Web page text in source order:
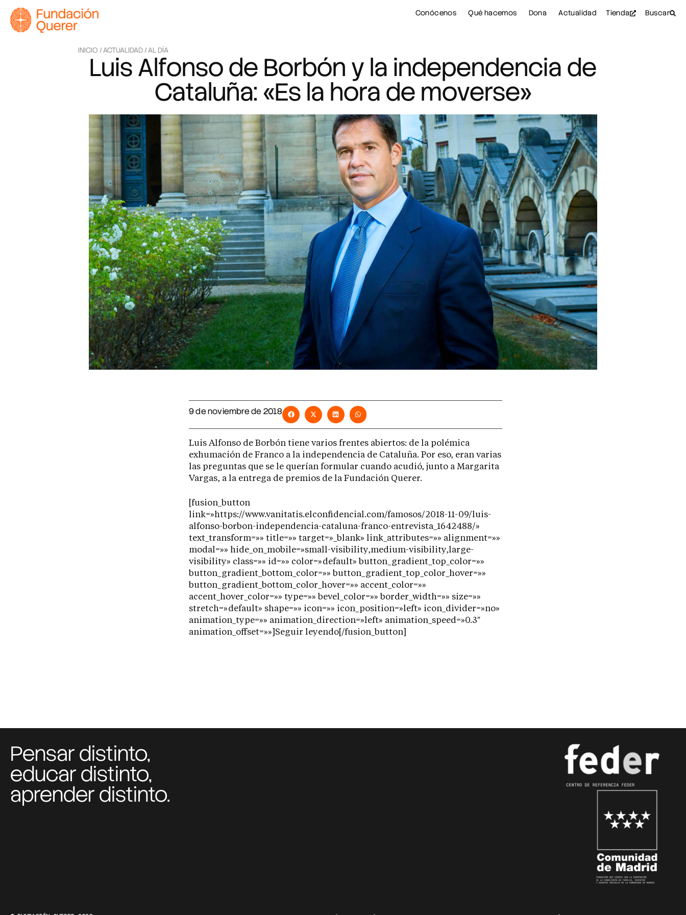
Conócenos Qué hacemos Dona Actualidad Tienda Buscar
INICIO /ACTUALIDAD /AL DÍA
Luis Alfonso de Borbón y la independencia de
Cataluña: «Es la hora de moverse»
9 de noviembre de 2018
Luis Alfonso de Borbón tiene varios frentes abiertos: de la polémica
exhumación de Franco a la independencia de Cataluña. Por eso, eran varias
las preguntas que se le querían formular cuando acudió, junto a Margarita
Vargas, a la entrega de premios de la Fundación Querer.
[fusion_button
link=»https://www.vanitatis.elconfidencial.com/famosos/2018-11-09/luis-
alfonso-borbon-independencia-cataluna-franco-entrevista_1642488/»
text_transform=»» title=»» target=»_blank» link_attributes=»» alignment=»»
modal=»» hide_on_mobile=»small-visibility,medium-visibility,large-
visibility» class=»» id=»» color=»default» button_gradient_top_color=»»
button_gradient_bottom_color=»» button_gradient_top_color_hover=»»
button_gradient_bottom_color_hover=»» accent_color=»»
accent_hover_color=»» type=»» bevel_color=»» border_width=»» size=»»
stretch=»default» shape=»» icon=»» icon_position=»left» icon_divider=»no»
animation_type=»» animation_direction=»left» animation_speed=»0.3″
animation_offset=»»]Seguir leyendo[/fusion_button]
Pensar distinto,
educar distinto,
aprender distinto.